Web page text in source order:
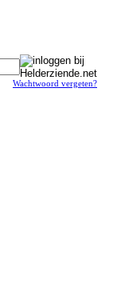
Wachtwoord vergeten?